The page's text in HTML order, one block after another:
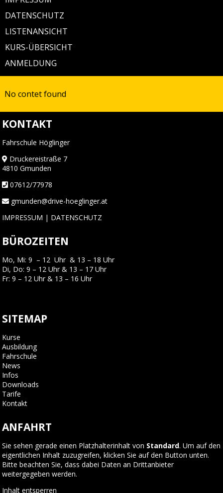
DATENSCHUTZ
LISTENANSICHT
KURS-ÜBERSICHT
ANMELDUNG
No contet found
KONTAKT
Fahrschule Höglinger
Druckereistraße 7
4810 Gmunden
07612/77978
gmunden@drive-hoeglinger.at
IMPRESSUM | DATENSCHUTZ
BÜROZEITEN
Mo, Mi: 9 – 12 Uhr & 13 – 18 Uhr
Di, Do: 9 – 12 Uhr & 13 – 17 Uhr
Fr: 9 – 12 Uhr & 13 – 16 Uhr
SITEMAP
Kurse
Ausbildung
Fahrschule
News
Infos
Downloads
Tarife
Kontakt
ANFAHRT
Sie sehen gerade einen Platzhalterinhalt von Standard. Um auf den
eigentlichen Inhalt zuzugreifen, klicken Sie auf den Button unten.
Bitte beachten Sie, dass dabei Daten an Drittanbieter
weitergegeben werden.
Inhalt entsperren